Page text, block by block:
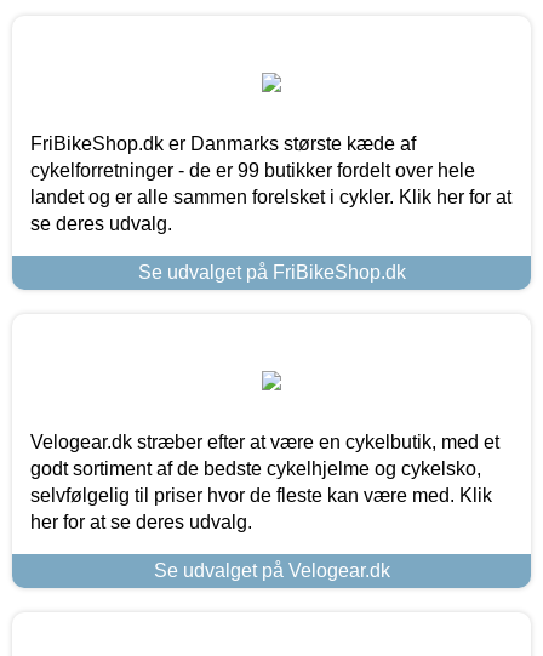
FriBikeShop.dk er Danmarks største kæde af
cykelforretninger - de er 99 butikker fordelt over hele
landet og er alle sammen forelsket i cykler. Klik her for at
se deres udvalg.
Se udvalget på FriBikeShop.dk
Velogear.dk stræber efter at være en cykelbutik, med et
godt sortiment af de bedste cykelhjelme og cykelsko,
selvfølgelig til priser hvor de fleste kan være med. Klik
her for at se deres udvalg.
Se udvalget på Velogear.dk